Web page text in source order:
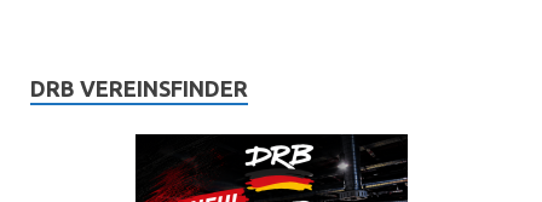
DRB VEREINSFINDER